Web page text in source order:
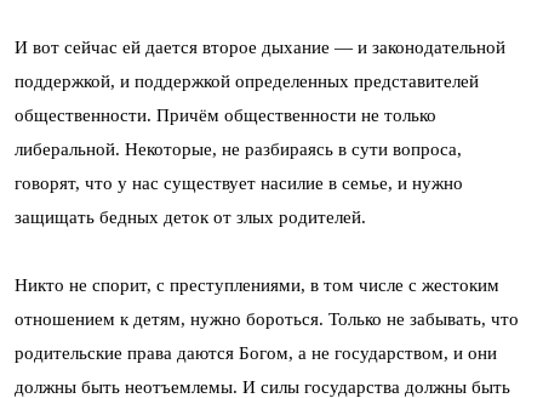
И вот сейчас ей дается второе дыхание — и законодательной
поддержкой, и поддержкой определенных представителей
общественности. Причём общественности не только
либеральной. Некоторые, не разбираясь в сути вопроса,
говорят, что у нас существует насилие в семье, и нужно
защищать бедных деток от злых родителей.
Никто не спорит, с преступлениями, в том числе с жестоким
отношением к детям, нужно бороться. Только не забывать, что
родительские права даются Богом, а не государством, и они
должны быть неотъемлемы. И силы государства должны быть